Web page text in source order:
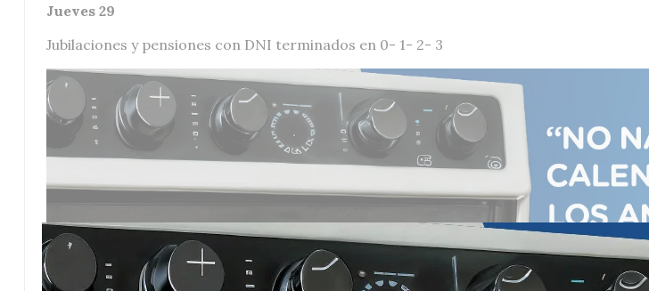
Jueves 29
Jubilaciones y pensiones con DNI terminados en 0- 1- 2- 3